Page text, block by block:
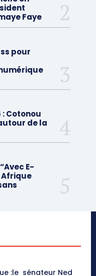
Faye
pour
Cotonou
de la
E-
Afrique
:le sénateur Ned